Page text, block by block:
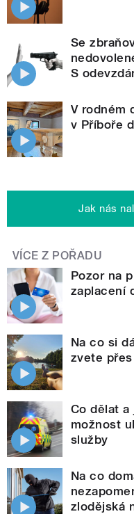
Se
S
V rodném
v Příboře
Jak nás
VÍCE Z POŘADU
Pozor na
zaplacení
Na co si
zvete
Co dělat a
možnost
služby
Na co
zlodějská